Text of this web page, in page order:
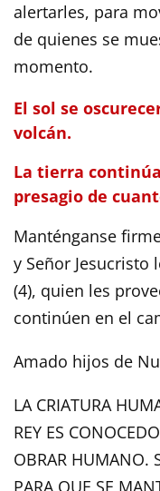
alertarles, para
de quienes se
momento.
El sol se
volcán.
La tierra
presagio de
Manténganse
y Señor Jesucristo
(4), quien les
continúen en el
Amado hijos de
LA CRIATURA
REY ES
OBRAR HUMANO.
PARA QUE SE